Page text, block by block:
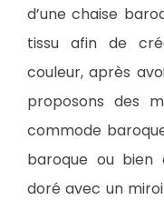
d’une chaise
tissu afin de
couleur, après
proposons des
commode
baroque ou bien
doré avec un